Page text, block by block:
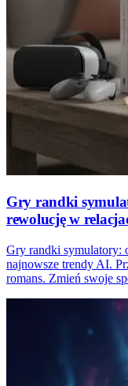
Gry randki
rewolucję w
Gry randki symulatory:
najnowsze trendy AI.
romans. Zmień swoje